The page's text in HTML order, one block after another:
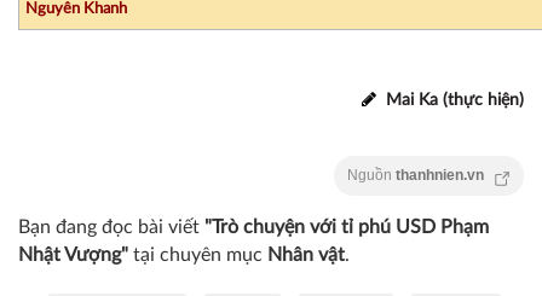
Nguyên Khanh
Mai Ka (thực hiện)
Nguồn thanhnien.vn
Bạn đang đọc bài viết "Trò chuyện với tỉ phú USD Phạm
Nhật Vượng" tại chuyên mục Nhân vật.